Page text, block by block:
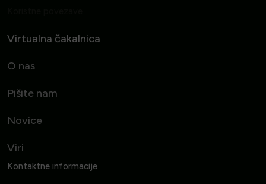
Virtualna čakalnica
O nas
Pišite nam
Novice
Viri
Kontaktne informacije